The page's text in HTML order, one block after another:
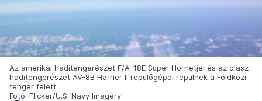
Az amerikai haditengerészet F/A-18E Super Hornetjei és az olasz
haditengerészet AV-8B Harrier II repülőgépei repülnek a Földközi-
tenger felett.
Fotó: Flicker/U.S. Navy Imagery